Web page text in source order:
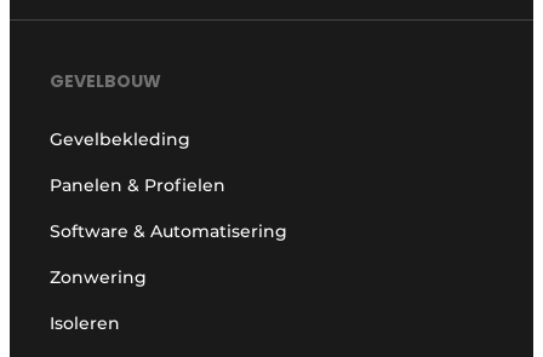
GEVELBOUW
Gevelbekleding
Panelen & Profielen
Software & Automatisering
Zonwering
Isoleren